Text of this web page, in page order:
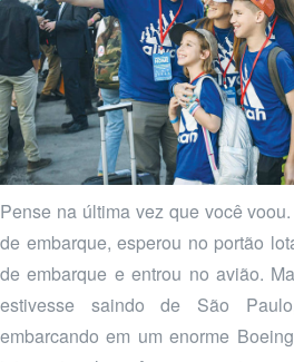
Pense na última vez que você
de embarque, esperou no portão
de embarque e entrou no avião.
estivesse saindo de São
embarcando em um enorme